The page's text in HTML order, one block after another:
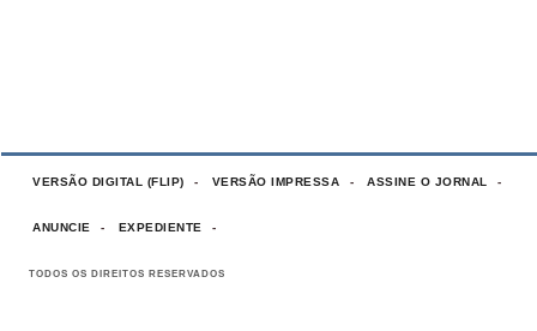
VERSÃO DIGITAL (FLIP) VERSÃO IMPRESSA ASSINE O JORNAL
ANUNCIE EXPEDIENTE
TODOS OS DIREITOS RESERVADOS